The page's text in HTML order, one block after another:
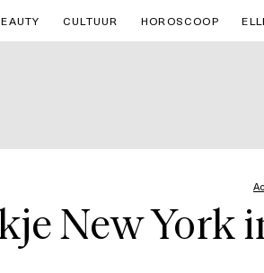
CULTUUR HOROSCOOP
New York